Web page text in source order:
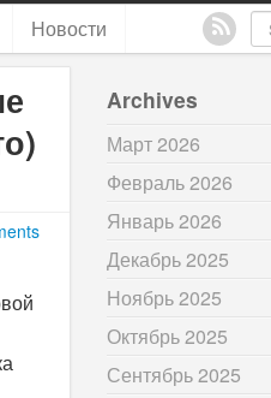
Новости
Archives
Март 2026
Февраль 2026
Январь 2026
Декабрь 2025
Ноябрь 2025
Октябрь 2025
Сентябрь 2025